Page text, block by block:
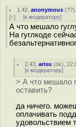
1.42 ,anonymous (??
[↑] [к модератору]
А что мешало
На гуглкоде
2.43 ,arisu (ok),
[к модератору]
> А что мешало
оставить?
да ничего.
оплачивать
удовольствием